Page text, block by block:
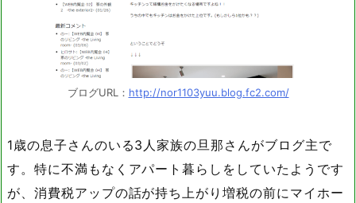
ブログURL： http://nor1103yuu.blog.fc2.com/
1歳の息子さんのいる3人家族の旦那さんがブログ主で
す。特に不満もなくアパート暮らしをしていたようです
が、消費税アップの話が持ち上がり増税の前にマイホー